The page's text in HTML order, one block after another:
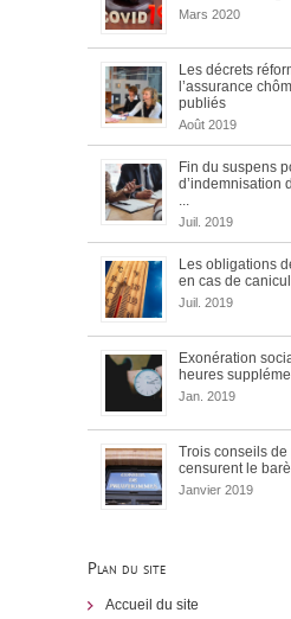
Mars 2020
Les décrets
l’assurance
publiés
Août 2019
Fin du suspens
d’indemnisation
...
Juil. 2019
Les obligations
en cas de
Juil. 2019
Exonération
heures
Jan. 2019
Trois conseils
censurent le
Janvier 2019
Plan du site
Accueil du site